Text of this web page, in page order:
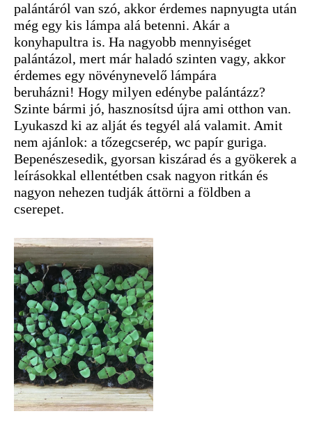
palántáról van szó, akkor érdemes napnyugta után
még egy kis lámpa alá betenni. Akár a
konyhapultra is. Ha nagyobb mennyiséget
palántázol, mert már haladó szinten vagy, akkor
érdemes egy növénynevelő lámpára
beruházni! Hogy milyen edénybe palántázz?
Szinte bármi jó, hasznosítsd újra ami otthon van.
Lyukaszd ki az alját és tegyél alá valamit. Amit
nem ajánlok: a tőzegcserép, wc papír guriga.
Bepenészesedik, gyorsan kiszárad és a gyökerek a
leírásokkal ellentétben csak nagyon ritkán és
nagyon nehezen tudják áttörni a földben a
cserepet.